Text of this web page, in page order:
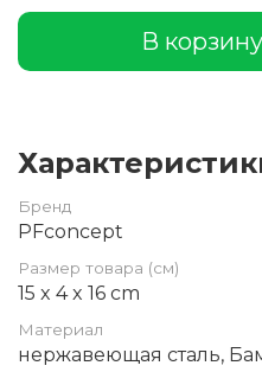
В корзину
Бренд
PFconcept
Размер товара (см)
15 x 4 x 16 cm
Материал
нержавеющая сталь,